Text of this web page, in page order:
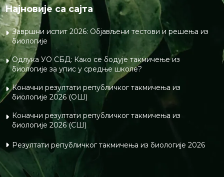
Најновије са сајта
Завршни испит 2026: Објављени тестови и решења из
биологије
Одлука УО СБД: Како се бодује такмичење из
биологије за упис у средње школе?
Коначни резултати републичког такмичења из
биологије 2026 (ОШ)
Коначни резултати републичког такмичења из
биологије 2026 (СШ)
Резултати републичког такмичења из биологије 2026